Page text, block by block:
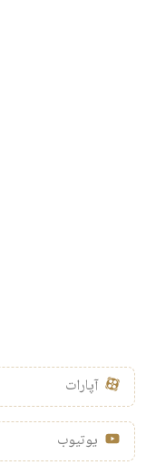
آپارات
یوتیوب